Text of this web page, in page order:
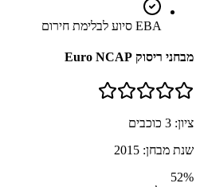
EBA סיוע לבלימת חירום
מבחני ריסוק Euro NCAP
ציון: 3 כוכבים
שנת מבחן: 2015
52%